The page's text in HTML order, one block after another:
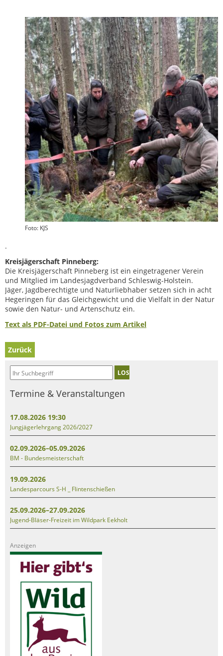
Foto: KJS
.
Kreisjägerschaft Pinneberg:
Die Kreisjägerschaft Pinneberg ist ein eingetragener Verein
und Mitglied im Landesjagdverband Schleswig-Holstein.
Jäger, Jagdberechtigte und Naturliebhaber setzen sich in acht
Hegeringen für das Gleichgewicht und die Vielfalt in der Natur
sowie den Natur- und Artenschutz ein.
Text als PDF-Datei und Fotos zum Artikel
Zurück
LOS
Termine & Veranstaltungen
17.08.2026 19:30
Jungjägerlehrgang 2026/2027
02.09.2026–05.09.2026
BM - Bundesmeisterschaft
19.09.2026
Landesparcours S-H _ Flintenschießen
25.09.2026–27.09.2026
Jugend-Bläser-Freizeit im Wildpark Eekholt
Anzeigen